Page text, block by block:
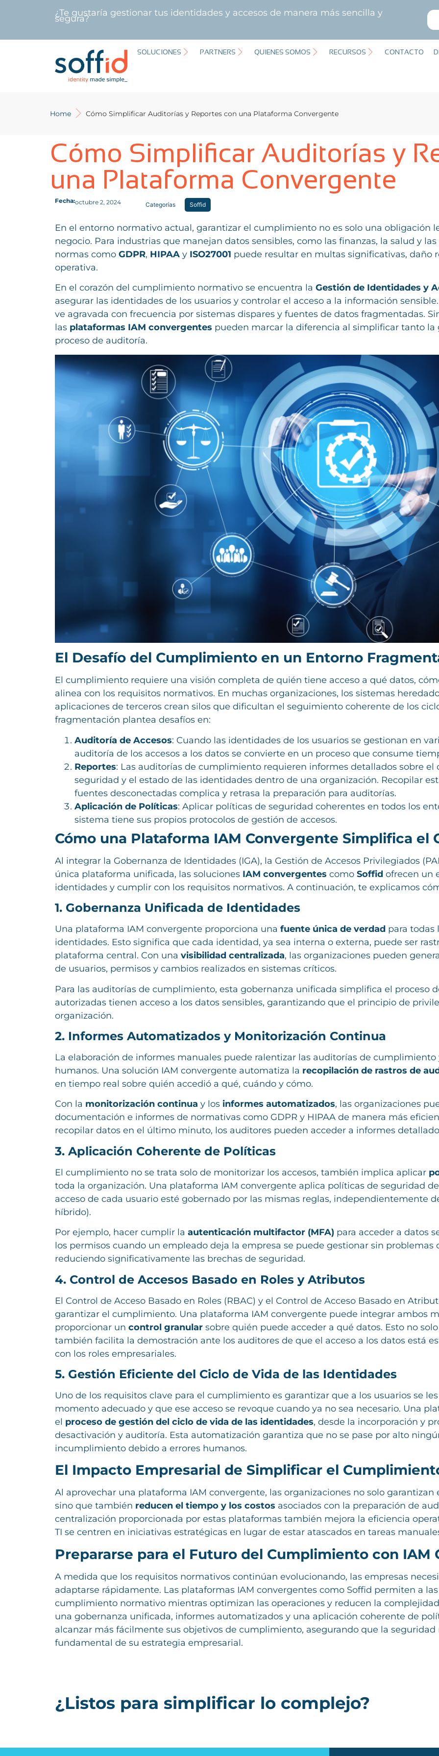
¿Te gustaría gestionar tus identidades y accesos de manera más sencilla y
segura?
SOLUCIONES PARTNERS QUIENES SOMOS RECURSOS CONTACTO
Home Cómo Simplificar Auditorías y Reportes con una Plataforma Convergente
Cómo Simplificar Auditorías y
una Plataforma Convergente
Fecha:octubre 2, 2024 Categorías Soffid
En el entorno normativo actual, garantizar el cumplimiento no es solo una obligación
negocio. Para industrias que manejan datos sensibles, como las finanzas, la salud y
normas como GDPR, HIPAA y ISO27001 puede resultar en multas significativas, daño
operativa.
En el corazón del cumplimiento normativo se encuentra la Gestión de Identidades y
asegurar las identidades de los usuarios y controlar el acceso a la información
ve agravada con frecuencia por sistemas dispares y fuentes de datos fragmentadas.
las plataformas IAM convergentes pueden marcar la diferencia al simplificar tanto
proceso de auditoría.
El Desafío del Cumplimiento en un Entorno
El cumplimiento requiere una visión completa de quién tiene acceso a qué datos,
alinea con los requisitos normativos. En muchas organizaciones, los sistemas
aplicaciones de terceros crean silos que dificultan el seguimiento coherente de los
fragmentación plantea desafíos en:
Auditoría de Accesos: Cuando las identidades de los usuarios se gestionan en
auditoría de los accesos a los datos se convierte en un proceso que consume
Reportes: Las auditorías de cumplimiento requieren informes detallados sobre el
seguridad y el estado de las identidades dentro de una organización. Recopilar
fuentes desconectadas complica y retrasa la preparación para auditorías.
Aplicación de Políticas: Aplicar políticas de seguridad coherentes en todos los
sistema tiene sus propios protocolos de gestión de accesos.
Cómo una Plataforma IAM Convergente Simplifica el
Al integrar la Gobernanza de Identidades (IGA), la Gestión de Accesos Privilegiados
única plataforma unificada, las soluciones IAM convergentes como Soffid ofrecen un
identidades y cumplir con los requisitos normativos. A continuación, te explicamos
1. Gobernanza Unificada de Identidades
Una plataforma IAM convergente proporciona una fuente única de verdad para todas
identidades. Esto significa que cada identidad, ya sea interna o externa, puede ser
plataforma central. Con una visibilidad centralizada, las organizaciones pueden
de usuarios, permisos y cambios realizados en sistemas críticos.
Para las auditorías de cumplimiento, esta gobernanza unificada simplifica el proceso
autorizadas tienen acceso a los datos sensibles, garantizando que el principio de
organización.
2. Informes Automatizados y Monitorización Continua
La elaboración de informes manuales puede ralentizar las auditorías de
humanos. Una solución IAM convergente automatiza la recopilación de rastros de
en tiempo real sobre quién accedió a qué, cuándo y cómo.
Con la monitorización continua y los informes automatizados, las organizaciones
documentación e informes de normativas como GDPR y HIPAA de manera más
recopilar datos en el último minuto, los auditores pueden acceder a informes
3. Aplicación Coherente de Políticas
El cumplimiento no se trata solo de monitorizar los accesos, también implica aplicar
toda la organización. Una plataforma IAM convergente aplica políticas de seguridad
acceso de cada usuario esté gobernado por las mismas reglas, independientemente
híbrido).
Por ejemplo, hacer cumplir la autenticación multifactor (MFA) para acceder a datos
los permisos cuando un empleado deja la empresa se puede gestionar sin problemas
reduciendo significativamente las brechas de seguridad.
4. Control de Accesos Basado en Roles y Atributos
El Control de Acceso Basado en Roles (RBAC) y el Control de Acceso Basado en
garantizar el cumplimiento. Una plataforma IAM convergente puede integrar ambos
proporcionar un control granular sobre quién puede acceder a qué datos. Esto no
también facilita la demostración ante los auditores de que el acceso a los datos está
con los roles empresariales.
5. Gestión Eficiente del Ciclo de Vida de las Identidades
Uno de los requisitos clave para el cumplimiento es garantizar que a los usuarios se
momento adecuado y que ese acceso se revoque cuando ya no sea necesario. Una
el proceso de gestión del ciclo de vida de las identidades, desde la incorporación y
desactivación y auditoría. Esta automatización garantiza que no se pase por alto
incumplimiento debido a errores humanos.
El Impacto Empresarial de Simplificar el
Al aprovechar una plataforma IAM convergente, las organizaciones no solo
sino que también reducen el tiempo y los costos asociados con la preparación de
centralización proporcionada por estas plataformas también mejora la eficiencia
TI se centren en iniciativas estratégicas en lugar de estar atascados en tareas
Prepararse para el Futuro del Cumplimiento con IAM
A medida que los requisitos normativos continúan evolucionando, las empresas
adaptarse rápidamente. Las plataformas IAM convergentes como Soffid permiten a
cumplimiento normativo mientras optimizan las operaciones y reducen la
una gobernanza unificada, informes automatizados y una aplicación coherente de
alcanzar más fácilmente sus objetivos de cumplimiento, asegurando que la
fundamental de su estrategia empresarial.
¿Listos para simplificar lo complejo?